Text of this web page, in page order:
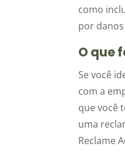
como
por
O que
Se você
com a
que você
uma
Reclame